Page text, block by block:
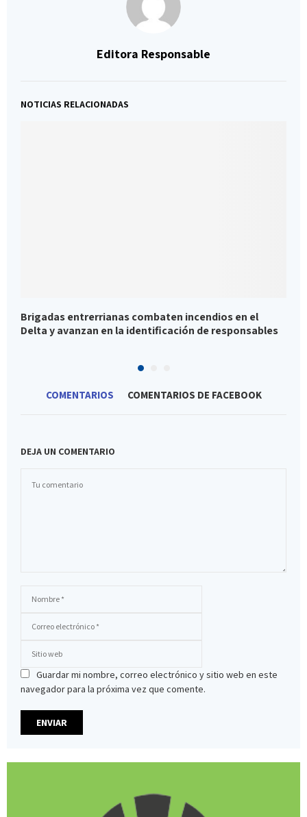
Editora Responsable
NOTICIAS RELACIONADAS
Brigadas entrerrianas combaten incendios en el
Delta y avanzan en la identificación de responsables
COMENTARIOS COMENTARIOS DE FACEBOOK
DEJA UN COMENTARIO
Guardar mi nombre, correo electrónico y sitio web en este
navegador para la próxima vez que comente.